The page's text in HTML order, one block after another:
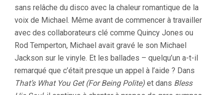
sans relâche du disco avec la chaleur romantique de la
voix de Michael. Même avant de commencer à travailler
avec des collaborateurs clé comme Quincy Jones ou
Rod Temperton, Michael avait gravé le son Michael
Jackson sur le vinyle. Et les ballades – quelqu’un a-t-il
remarqué que c’était presque un appel à l’aide ? Dans
That’s What You Get (For Being Polite) et dans Bless